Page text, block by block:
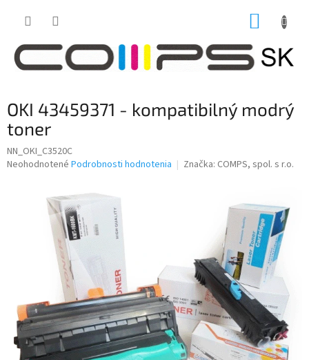
OKI 43459371 - kompatibilný modrý
toner
NN_OKI_C3520C
Priemerné
Neohodnotené Podrobnosti hodnotenia Značka: COMPS, spol. s r.o.